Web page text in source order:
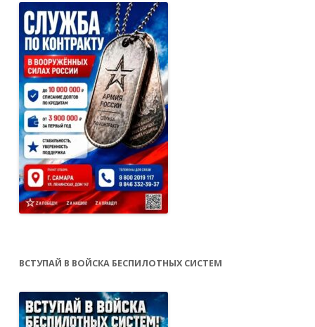
ВСТУПАЙ В ВОЙСКА БЕСПИЛОТНЫХ СИСТЕМ